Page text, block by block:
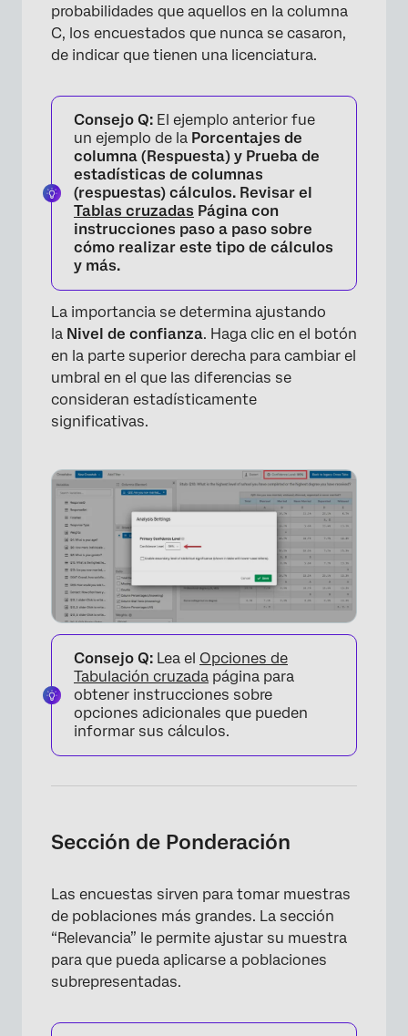
probabilidades que aquellos en la columna
C, los encuestados que nunca se casaron,
de indicar que tienen una licenciatura.
Consejo Q: El ejemplo anterior fue
un ejemplo de la Porcentajes de
columna (Respuesta) y Prueba de
estadísticas de columnas
(respuestas) cálculos. Revisar el
Tablas cruzadas Página con
instrucciones paso a paso sobre
cómo realizar este tipo de cálculos
y más.
La importancia se determina ajustando
la Nivel de confianza. Haga clic en el botón
en la parte superior derecha para cambiar el
umbral en el que las diferencias se
consideran estadísticamente
significativas.
Consejo Q: Lea el Opciones de
Tabulación cruzada página para
obtener instrucciones sobre
opciones adicionales que pueden
informar sus cálculos.
Sección de Ponderación
Las encuestas sirven para tomar muestras
de poblaciones más grandes. La sección
“Relevancia” le permite ajustar su muestra
para que pueda aplicarse a poblaciones
subrepresentadas.